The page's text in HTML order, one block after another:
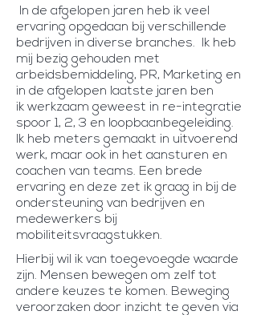
In de afgelopen jaren heb ik veel
ervaring opgedaan bij verschillende
bedrijven in diverse branches. Ik heb
mij bezig gehouden met
arbeidsbemiddeling, PR, Marketing en
in de afgelopen laatste jaren ben
ik werkzaam geweest in re-integratie
spoor 1, 2, 3 en loopbaanbegeleiding.
Ik heb meters gemaakt in uitvoerend
werk, maar ook in het aansturen en
coachen van teams. Een brede
ervaring en deze zet ik graag in bij de
ondersteuning van bedrijven en
medewerkers bij
mobiliteitsvraagstukken.
Hierbij wil ik van toegevoegde waarde
zijn. Mensen bewegen om zelf tot
andere keuzes te komen. Beweging
veroorzaken door inzicht te geven via